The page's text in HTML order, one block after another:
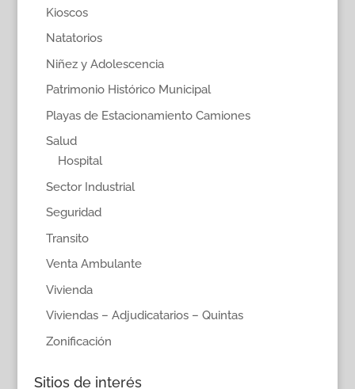
Kioscos
Natatorios
Niñez y Adolescencia
Patrimonio Histórico Municipal
Playas de Estacionamiento Camiones
Salud
Hospital
Sector Industrial
Seguridad
Transito
Venta Ambulante
Vivienda
Viviendas – Adjudicatarios – Quintas
Zonificación
Sitios de interés